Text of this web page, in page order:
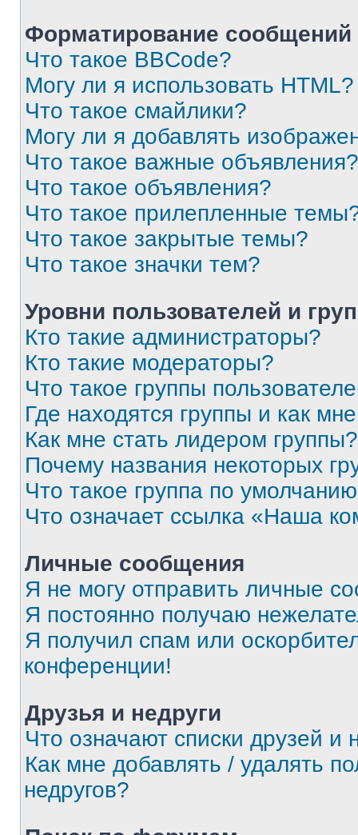
Форматирование
Что такое BBCode?
Могу ли я использовать HTML?
Что такое смайлики?
Могу ли я добавлять
Что такое важные объявления?
Что такое объявления?
Что такое прилепленные
Что такое закрытые темы?
Что такое значки тем?
Уровни пользователей и
Кто такие администраторы?
Кто такие модераторы?
Что такое группы
Где находятся группы и как
Как мне стать лидером группы?
Почему названия некоторых
Что такое группа по
Что означает ссылка «Наша
Личные сообщения
Я не могу отправить личные
Я постоянно получаю
Я получил спам или
конференции!
Друзья и недруги
Что означают списки друзей и
Как мне добавлять / удалять
недругов?